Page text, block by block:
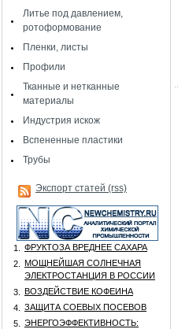
Литье под давлением,
ротоформование
Пленки, листы
Профили
Тканные и нетканные
материалы
Индустрия искож
Вспененные пластики
Трубы
Экспорт статей (rss)
1.
ФРУКТОЗА ВРЕДНЕЕ САХАРА
2.
МОЩНЕЙШАЯ СОЛНЕЧНАЯ
ЭЛЕКТРОСТАНЦИЯ В РОССИИ
3.
ВОЗДЕЙСТВИЕ КОФЕИНА
4.
ЗАЩИТА СОЕВЫХ ПОСЕВОВ
5.
ЭНЕРГОЭФФЕКТИВНОСТЬ: